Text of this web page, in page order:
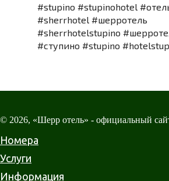
#stupino #stupinohotel
#sherrhotel #шерротель
#sherrhotelstupino
#ступино #stupino
© 2026, «Шерр отель» - официальный
Номера
Услуги
Информация